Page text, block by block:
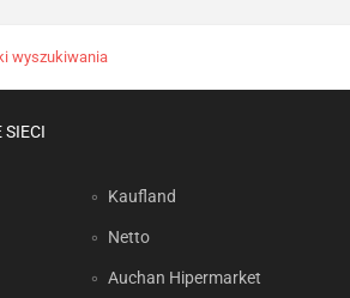
wyszukiwania
Kaufland
Netto
Auchan Hipermarket